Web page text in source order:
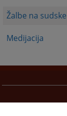
Žalbe na
Medijacija